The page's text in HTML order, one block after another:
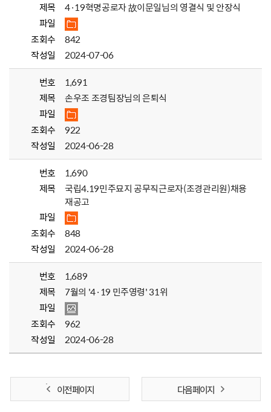
제목
4·19혁명공로자 故이문일님의 영결식 및 안장식
파일
조회수
842
작성일
2024-07-06
번호
1,691
제목
손우조 조경팀장님의 은퇴식
파일
조회수
922
작성일
2024-06-28
번호
1,690
제목
국립4.19민주묘지 공무직근로자(조경관리원)채용
재공고
파일
조회수
848
작성일
2024-06-28
번호
1,689
제목
7월의 '4·19 민주영령' 31위
파일
조회수
962
작성일
2024-06-28
이전 페이지 다음 페이지